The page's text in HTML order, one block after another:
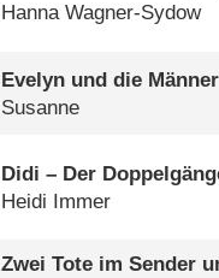
Hanna Wagner-Sydow
Evelyn und die Männer
Susanne
Didi – Der
Heidi Immer
Zwei Tote im Sender